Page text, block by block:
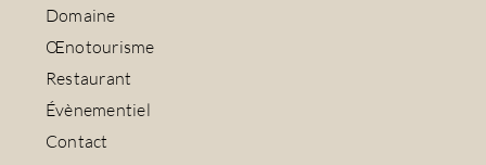
Domaine
Œnotourisme
Restaurant
Évènementiel
Contact